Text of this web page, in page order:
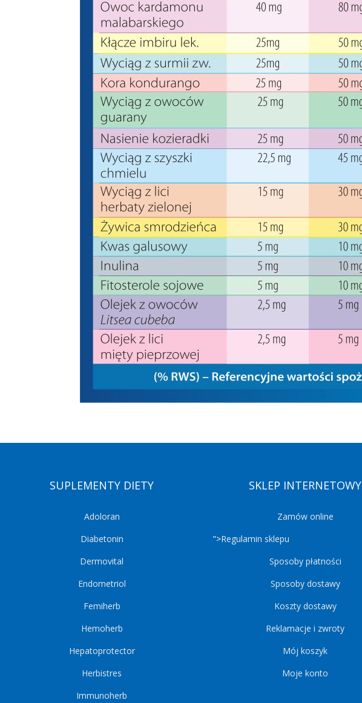
SUPLEMENTY DIETY
Adoloran
Diabetonin
Dermovital
Endometriol
Femiherb
Hemoherb
Hepatoprotector
Herbistres
Immunoherb
SKLEP INTERNETOWY
Zamów online
">Regulamin sklepu
Sposoby płatności
Sposoby dostawy
Koszty dostawy
Reklamacje i zwroty
Mój koszyk
Moje konto